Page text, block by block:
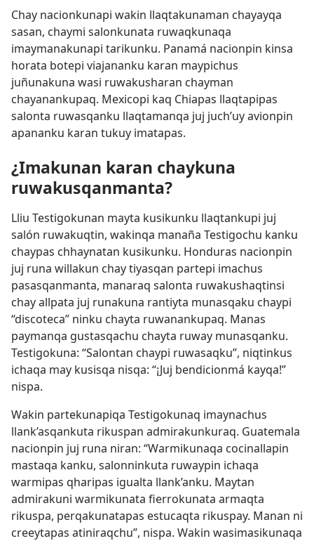
Chay nacionkunapi wakin llaqtakunaman chayayqa
sasan, chaymi salonkunata ruwaqkunaqa
imaymanakunapi tarikunku. Panamá nacionpin kinsa
horata botepi viajananku karan maypichus
juñunakuna wasi ruwakusharan chayman
chayanankupaq. Mexicopi kaq Chiapas llaqtapipas
salonta ruwasqanku llaqtamanqa juj juch’uy avionpin
apananku karan tukuy imatapas.
¿Imakunan karan chaykuna
ruwakusqanmanta?
Lliu Testigokunan mayta kusikunku llaqtankupi juj
salón ruwakuqtin, wakinqa manaña Testigochu kanku
chaypas chhaynatan kusikunku. Honduras nacionpin
juj runa willakun chay tiyasqan partepi imachus
pasasqanmanta, manaraq salonta ruwakushaqtinsi
chay allpata juj runakuna rantiyta munasqaku chaypi
“discoteca” ninku chayta ruwanankupaq. Manas
paymanqa gustasqachu chayta ruway munasqanku.
Testigokuna: “Salontan chaypi ruwasaqku”, niqtinkus
ichaqa may kusisqa nisqa: “¡Juj bendicionmá kayqa!”
nispa.
Wakin partekunapiqa Testigokunaq imaynachus
llank’asqankuta rikuspan admirakunkuraq. Guatemala
nacionpin juj runa niran: “Warmikunaqa cocinallapin
mastaqa kanku, salonninkuta ruwaypin ichaqa
warmipas qharipas igualta llank’anku. Maytan
admirakuni warmikunata fierrokunata armaqta
rikuspa, perqakunatapas estucaqta rikuspay. Manan ni
creeytapas atiniraqchu”, nispa. Wakin wasimasikunaqa